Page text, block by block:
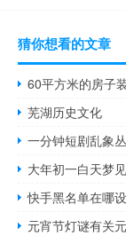
猜你想看的文章
60平方米的房子
芜湖历史文化
一分钟短剧乱象
大年初一白天梦
快手黑名单在哪
元宵节灯谜有关